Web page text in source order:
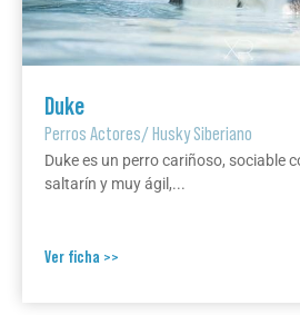
Duke
Perros Actores/Husky Siberiano
Duke es un perro cariñoso, sociable
saltarín y muy ágil,...
Ver ficha >>